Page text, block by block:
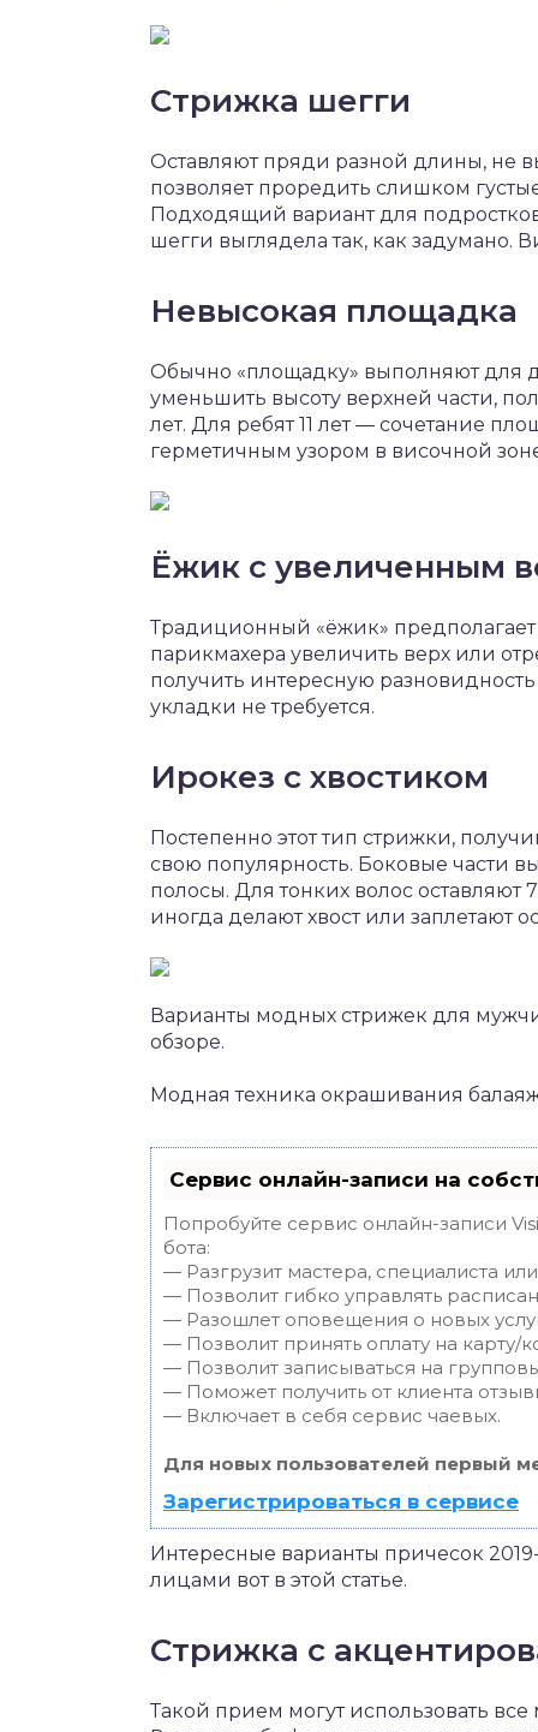
Стрижка шегги
Оставляют пряди разной длины, не
позволяет проредить слишком
Подходящий вариант для подростков
шегги выглядела так, как
Невысокая площадка
Обычно «площадку» выполняют для
уменьшить высоту верхней части,
лет. Для ребят 11 лет — сочетание
герметичным узором в височной
Ёжик с увеличенным
Традиционный «ёжик»
парикмахера увеличить верх или
получить интересную
укладки не требуется.
Ирокез с хвостиком
Постепенно этот тип стрижки,
свою популярность. Боковые части
полосы. Для тонких волос
иногда делают хвост или заплетают
Варианты модных стрижек для
обзоре.
Модная техника окрашивания
Сервис онлайн-записи на
Попробуйте сервис онлайн-записи
бота:
— Разгрузит мастера, специалиста
— Позволит гибко управлять
— Разошлет оповещения о новых
— Позволит принять оплату на карту/
— Позволит записываться на
— Поможет получить от клиента
— Включает в себя сервис чаевых.
Для новых пользователей первый
Зарегистрироваться в сервисе
Интересные варианты причесок
лицами вот в этой статье.
Стрижка с
Такой прием могут использовать